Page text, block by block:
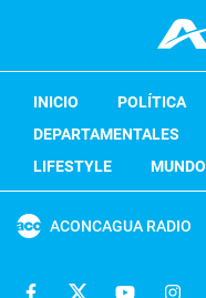
INICIO POLÍTICA
DEPARTAMENTALES
LIFESTYLE
MUNDO
ACONCAGUA RADIO